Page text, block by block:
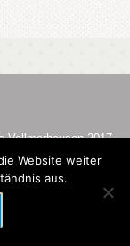
Vollmerhausen 2017
Website weiter
aus.